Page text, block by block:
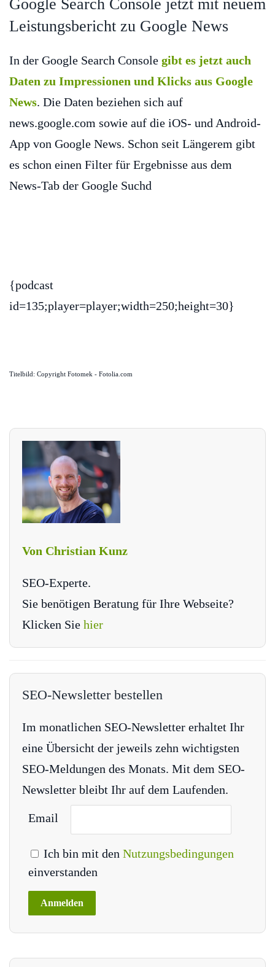
Google Search Console jetzt mit neuem
Leistungsbericht zu Google News
In der Google Search Console gibt es jetzt auch
Daten zu Impressionen und Klicks aus Google
News. Die Daten beziehen sich auf
news.google.com sowie auf die iOS- und Android-
App von Google News. Schon seit Längerem gibt
es schon einen Filter für Ergebnisse aus dem
News-Tab der Google Suchd
{podcast
id=135;player=player;width=250;height=30}
Titelbild: Copyright Fotomek - Fotolia.com
Von Christian Kunz
SEO-Experte.
Sie benötigen Beratung für Ihre Webseite?
Klicken Sie hier
SEO-Newsletter bestellen
Im monatlichen SEO-Newsletter erhaltet Ihr
eine Übersicht der jeweils zehn wichtigsten
SEO-Meldungen des Monats. Mit dem SEO-
Newsletter bleibt Ihr auf dem Laufenden.
Email
Ich bin mit den Nutzungsbedingungen
einverstanden